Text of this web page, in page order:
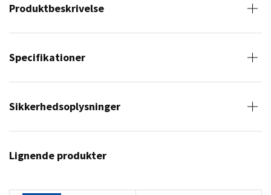
Produktbeskrivelse
Specifikationer
Sikkerhedsoplysninger
Lignende produkter